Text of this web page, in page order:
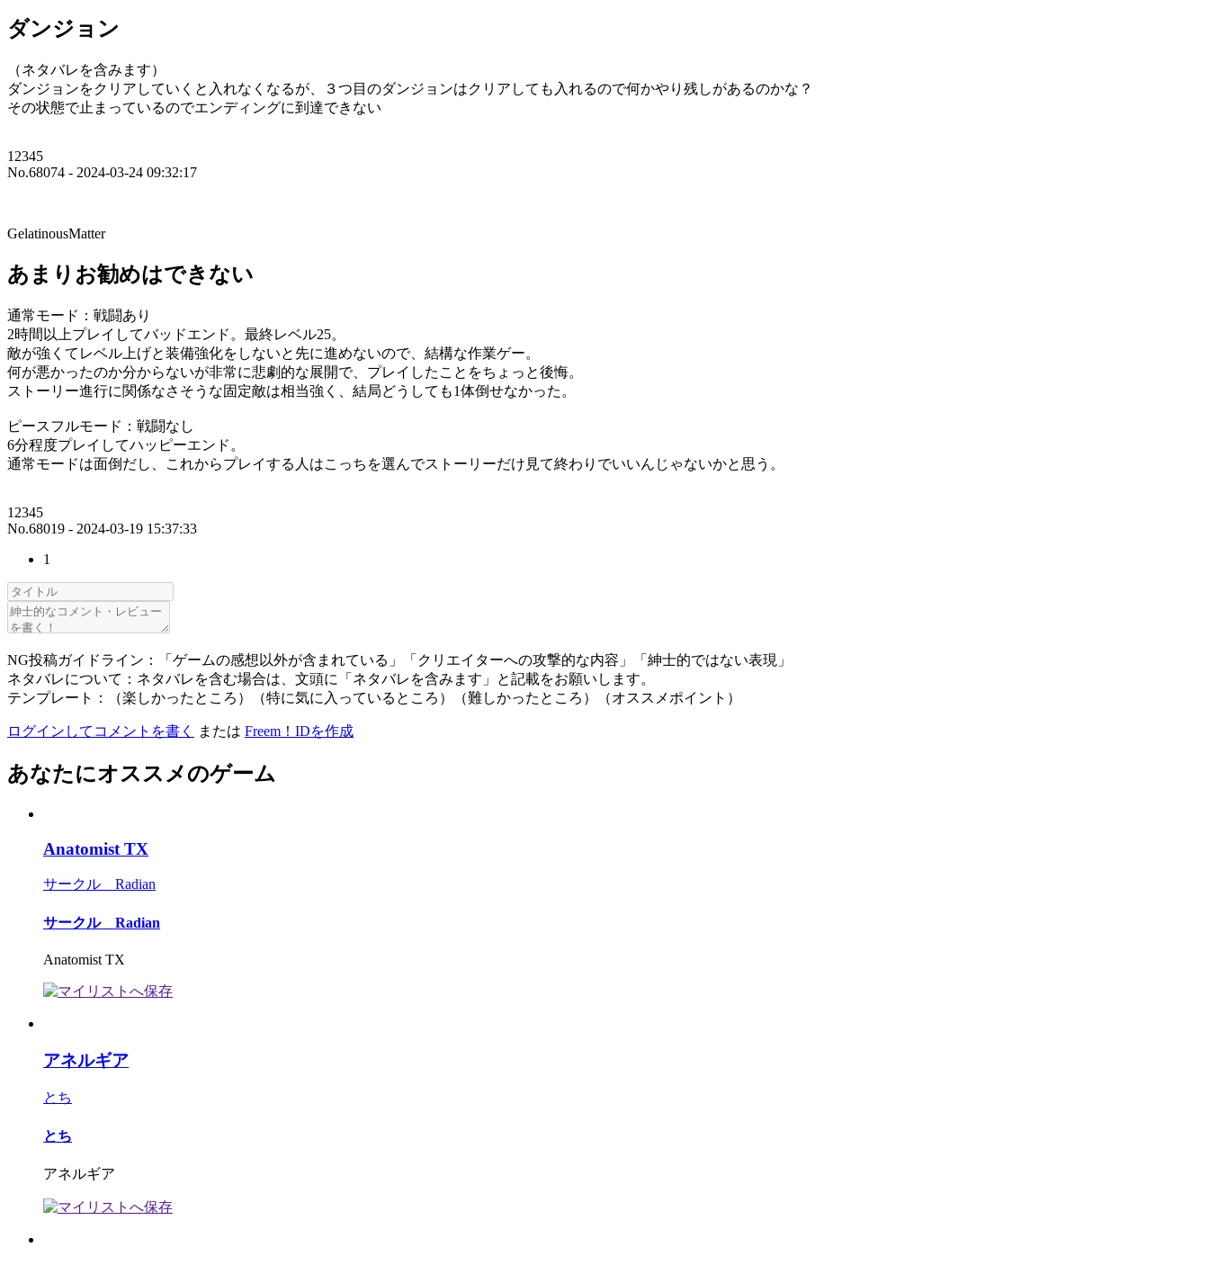
ダンジョン
（ネタバレを含みます）
ダンジョンをクリアしていくと入れなくなるが、３つ目のダンジョンはクリアしても入れるので何かやり残しがあるのかな？
その状態で止まっているのでエンディングに到達できない
12345
No.68074 - 2024-03-24 09:32:17
GelatinousMatter
あまりお勧めはできない
通常モード：戦闘あり
2時間以上プレイしてバッドエンド。最終レベル25。
敵が強くてレベル上げと装備強化をしないと先に進めないので、結構な作業ゲー。
何が悪かったのか分からないが非常に悲劇的な展開で、プレイしたことをちょっと後悔。
ストーリー進行に関係なさそうな固定敵は相当強く、結局どうしても1体倒せなかった。
ピースフルモード：戦闘なし
6分程度プレイしてハッピーエンド。
通常モードは面倒だし、これからプレイする人はこっちを選んでストーリーだけ見て終わりでいいんじゃないかと思う。
12345
No.68019 - 2024-03-19 15:37:33
1
NG投稿ガイドライン：「ゲームの感想以外が含まれている」「クリエイターへの攻撃的な内容」「紳士的ではない表現」
ネタバレについて：ネタバレを含む場合は、文頭に「ネタバレを含みます」と記載をお願いします。
テンプレート：（楽しかったところ）（特に気に入っているところ）（難しかったところ）（オススメポイント）
ログインしてコメントを書く または Freem！IDを作成
あなたにオススメのゲーム
Anatomist TX
サークル Radian
サークル Radian
Anatomist TX
アネルギア
とち
とち
アネルギア